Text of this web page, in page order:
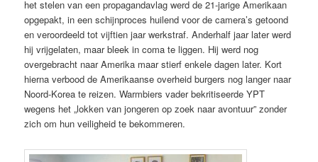
het stelen van een propagandavlag werd de 21-jarige Amerikaan
opgepakt, in een schijnproces huilend voor de camera’s getoond
en veroordeeld tot vijftien jaar werkstraf. Anderhalf jaar later werd
hij vrijgelaten, maar bleek in coma te liggen. Hij werd nog
overgebracht naar Amerika maar stierf enkele dagen later. Kort
hierna verbood de Amerikaanse overheid burgers nog langer naar
Noord-Korea te reizen. Warmbiers vader bekritiseerde YPT
wegens het „lokken van jongeren op zoek naar avontuur” zonder
zich om hun veiligheid te bekommeren.